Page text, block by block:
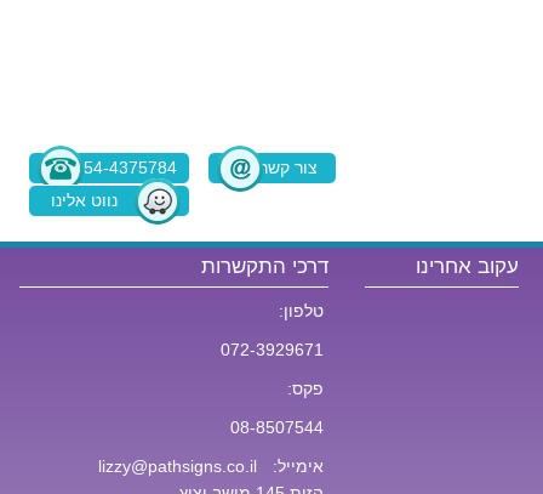
054-4375784
צור קשר
נווט אלינו
עקוב אחרינו דרכי התקשרות
טלפון:
072-3929671
פקס:
08-8507544
אימייל:
lizzy@pathsigns.co.il